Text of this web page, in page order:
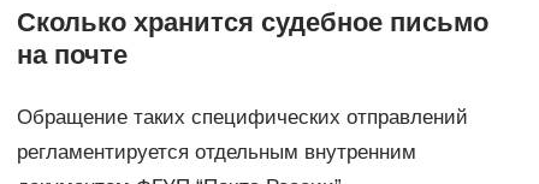
Сколько хранится судебное письмо
на почте
Обращение таких специфических отправлений
регламентируется отдельным внутренним